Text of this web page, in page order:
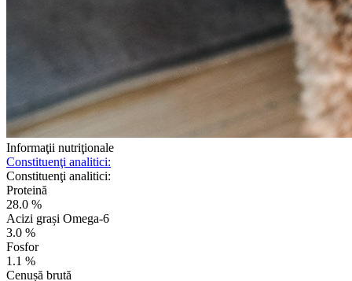
Informaţii nutriţionale
Constituenţi analitici:
Constituenţi analitici:
Proteină
28.0 %
Acizi grași Omega-6
3.0 %
Fosfor
1.1 %
Cenușă brută